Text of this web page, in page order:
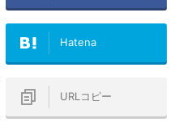
Hatena
URLコピー